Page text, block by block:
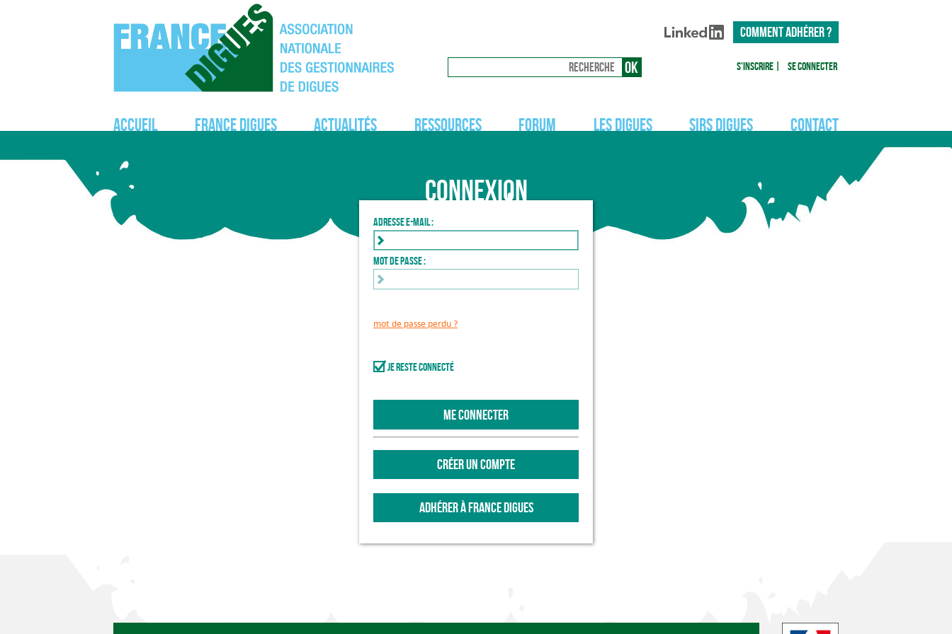
COMMENT ADHÉRER ?
S'inscrire Se connecter
Accueil France Digues Actualités Ressources Forum Les digues SIRS Digues Contact
Connexion
Adresse e-mail :
Mot de passe :
mot de passe perdu ?
Je reste connecté
ME CONNECTER
CRÉER UN COMPTE
ADHÉRER À FRANCE DIGUES